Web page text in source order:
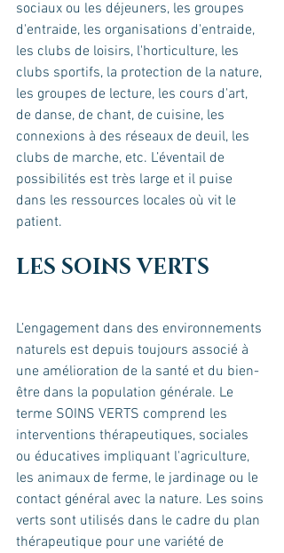
sociaux ou les déjeuners, les groupes
d'entraide, les organisations d'entraide,
les clubs de loisirs, l'horticulture, les
clubs sportifs, la protection de la nature,
les groupes de lecture, les cours d'art,
de danse, de chant, de cuisine, les
connexions à des réseaux de deuil, les
clubs de marche, etc. L’éventail de
possibilités est très large et il puise
dans les ressources locales où vit le
patient.
LES SOINS VERTS
L’engagement dans des environnements
naturels est depuis toujours associé à
une amélioration de la santé et du bien-
être dans la population générale. Le
terme SOINS VERTS comprend les
interventions thérapeutiques, sociales
ou éducatives impliquant l'agriculture,
les animaux de ferme, le jardinage ou le
contact général avec la nature. Les soins
verts sont utilisés dans le cadre du plan
thérapeutique pour une variété de